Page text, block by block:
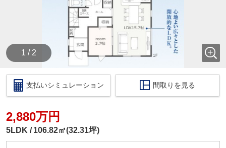
◇住宅ローンのご相談いつでも無料で受け付けます
・いくら位の住宅を購入する方がいいの？
・今買うのがいいの？それとも、頭金を貯めてか
ら？
・いくらぐらいまで借りられるの？毎月の返済はい
くらになるの？
・車のローンがあっても住宅ローンは組めるの？
・自営業だけど大丈夫？
このような住宅購入に関する資金相談もお伺いいた
税金の控除、給付金のお話などもさせて頂きます。
□ご来店いただいた際には
1 / 2
支払いシミュレーション 間取りを見る
2,880万円
5LDK 106.82㎡(32.31坪)